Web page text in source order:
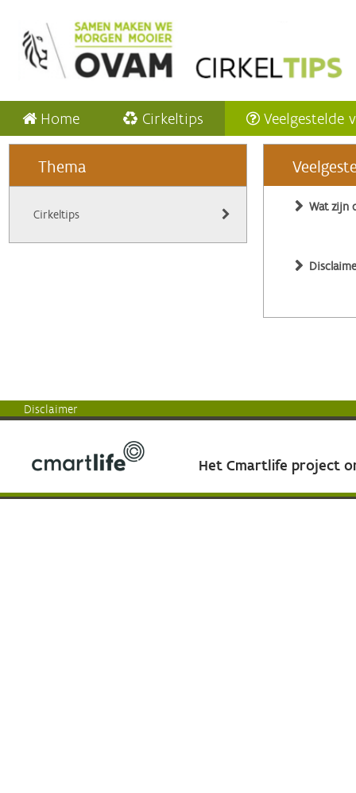
Home Cirkeltips Veelgestelde
Thema
Cirkeltips
Wat zijn
Disclaimer
Het Cmartlife project